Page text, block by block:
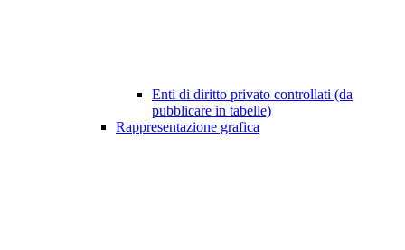
Enti di diritto privato controllati (da
pubblicare in tabelle)
Rappresentazione grafica